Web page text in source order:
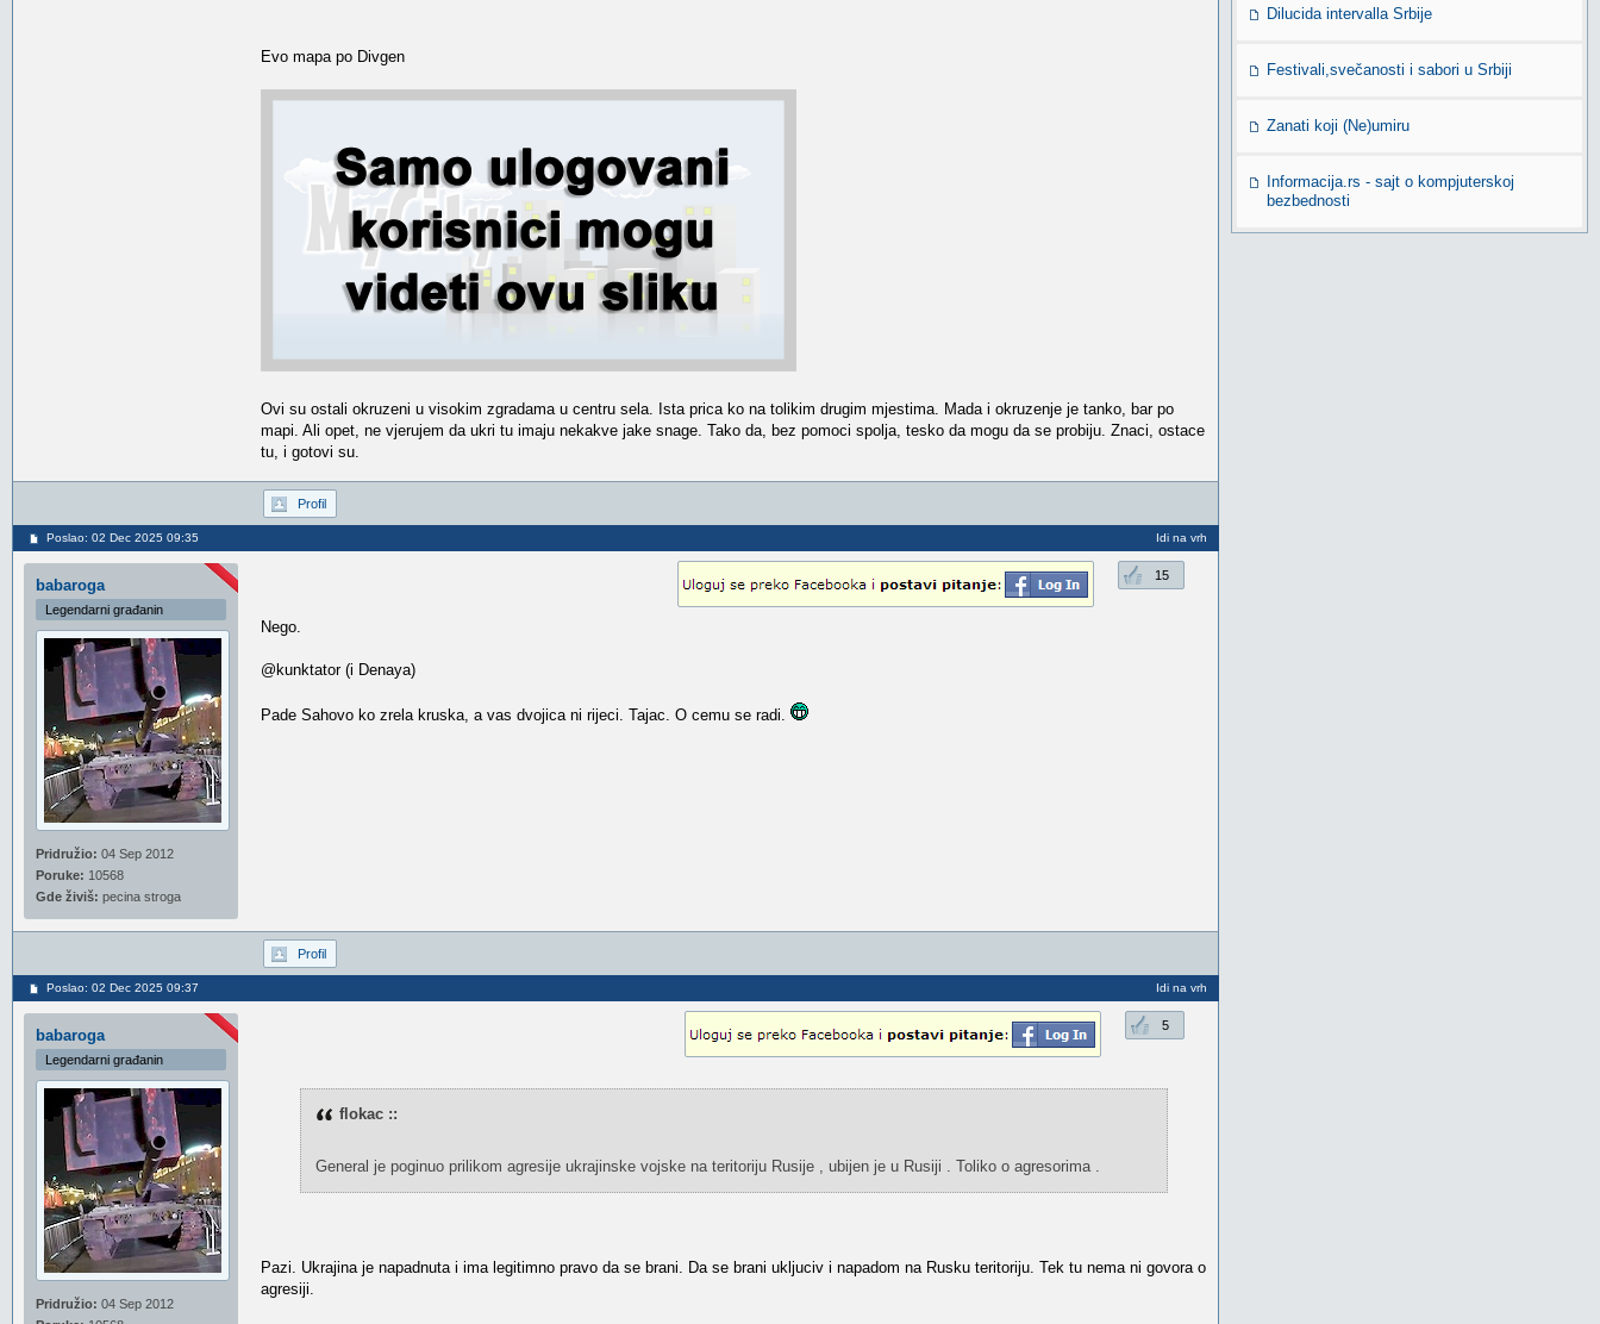
Evo mapa po Divgen
Ovi su ostali okruzeni u visokim zgradama u centru sela. Ista prica ko na tolikim drugim mjestima. Mada i okruzenje je tanko, bar po
mapi. Ali opet, ne vjerujem da ukri tu imaju nekakve jake snage. Tako da, bez pomoci spolja, tesko da mogu da se probiju. Znaci, ostace
tu, i gotovi su.
Profil
Poslao: 02 Dec 2025 09:35 Idi na vrh
babaroga
Legendarni građanin
Pridružio: 04 Sep 2012
Poruke: 10568
Gde živiš: pecina stroga
15
Nego.
@kunktator (i Denaya)
Pade Sahovo ko zrela kruska, a vas dvojica ni rijeci. Tajac. O cemu se radi.
Profil
Poslao: 02 Dec 2025 09:37 Idi na vrh
babaroga
Legendarni građanin
Pridružio: 04 Sep 2012
5
flokac ::
General je poginuo prilikom agresije ukrajinske vojske na teritoriju Rusije , ubijen je u Rusiji . Toliko o agresorima .
Pazi. Ukrajina je napadnuta i ima legitimno pravo da se brani. Da se brani ukljuciv i napadom na Rusku teritoriju. Tek tu nema ni govora o
agresiji.
Dilucida intervalla Srbije
Festivali,svečanosti i sabori u Srbiji
Zanati koji (Ne)umiru
Informacija.rs - sajt o kompjuterskoj
bezbednosti